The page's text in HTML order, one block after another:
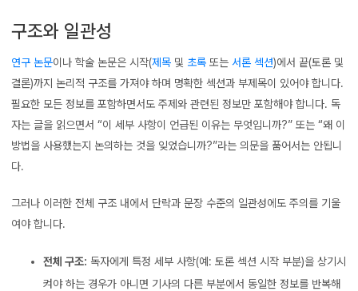
구조와 일관성
연구 논문이나 학술 논문은 시작(제목 및 초록 또는 서론 섹션)에서 끝(토론 및
결론)까지 논리적 구조를 가져야 하며 명확한 섹션과 부제목이 있어야 합니다.
필요한 모든 정보를 포함하면서도 주제와 관련된 정보만 포함해야 합니다. 독
자는 글을 읽으면서 “이 세부 사항이 언급된 이유는 무엇입니까?” 또는 “왜 이
방법을 사용했는지 논의하는 것을 잊었습니까?”라는 의문을 품어서는 안됩니
다.
그러나 이러한 전체 구조 내에서 단락과 문장 수준의 일관성에도 주의를 기울
여야 합니다.
전체 구조: 독자에게 특정 세부 사항(예: 토론 섹션 시작 부분)을 상기시
켜야 하는 경우가 아니면 기사의 다른 부분에서 동일한 정보를 반복해